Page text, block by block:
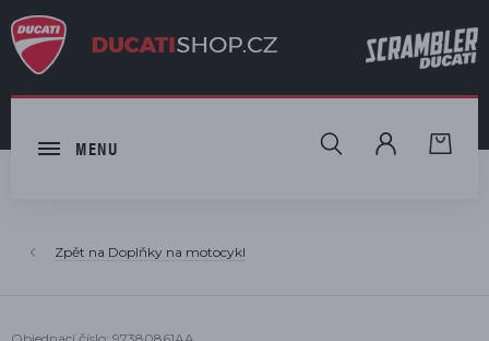
MENU HLEDAT
Doplňky na motocykl